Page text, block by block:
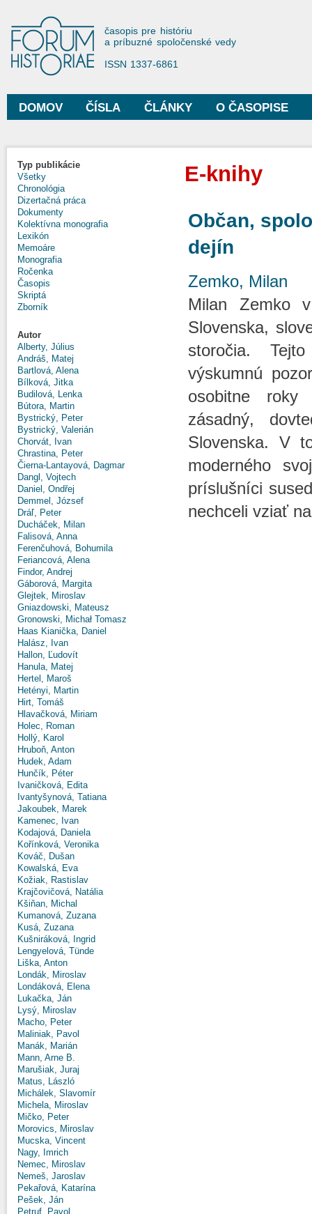
Forum Historiae
časopis pre históriu
a príbuzné spoločenské vedy
ISSN 1337-6861
Hlavné menu
DOMOV ČÍSLA ČLÁNKY O ČASOPISE
Typ publikácie
Všetky
Chronológia
Dizertačná práca
Dokumenty
Kolektívna monografia
Lexikón
Memoáre
Monografia
Ročenka
Časopis
Skriptá
Zborník
Autor
Alberty, Július
Andráš, Matej
Bartlová, Alena
Bílková, Jitka
Budilová, Lenka
Bútora, Martin
Bystrický, Peter
Bystrický, Valerián
Chorvát, Ivan
Chrastina, Peter
Čierna-Lantayová, Dagmar
Dangl, Vojtech
Daniel, Ondřej
Demmel, József
Dráľ, Peter
Ducháček, Milan
Falisová, Anna
Ferenčuhová, Bohumila
Feriancová, Alena
Findor, Andrej
Gáborová, Margita
Glejtek, Miroslav
Gniazdowski, Mateusz
Gronowski, Michał Tomasz
Haas Kianička, Daniel
Halász, Ivan
Hallon, Ľudovít
Hanula, Matej
Hertel, Maroš
Hetényi, Martin
Hirt, Tomáš
Hlavačková, Miriam
Holec, Roman
Hollý, Karol
Hruboň, Anton
Hudek, Adam
Hunčík, Péter
Ivaničková, Edita
Ivantyšynová, Tatiana
Jakoubek, Marek
Kamenec, Ivan
Kodajová, Daniela
Kořínková, Veronika
Kováč, Dušan
Kowalská, Eva
Kožiak, Rastislav
Krajčovičová, Natália
Kšiňan, Michal
Kumanová, Zuzana
Kusá, Zuzana
Kušniráková, Ingrid
Lengyelová, Tünde
Liška, Anton
Londák, Miroslav
Londáková, Elena
Lukačka, Ján
Lysý, Miroslav
Macho, Peter
Maliniak, Pavol
Manák, Marián
Mann, Arne B.
Marušiak, Juraj
Matus, László
Michálek, Slavomír
Michela, Miroslav
Mičko, Peter
Morovics, Miroslav
Mucska, Vincent
Nagy, Imrich
Nemec, Miroslav
Nemeš, Jaroslav
Pekařová, Katarína
Pešek, Ján
Petruf, Pavol
E-knihy
Občan,
dejín
Zemko, Milan
Milan Zemko
Slovenska,
storočia.
výskumnú
osobitne roky
zásadný,
Slovenska. V
moderného
príslušníci
nechceli vziať